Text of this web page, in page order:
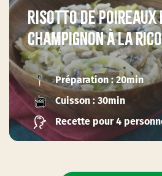
Risotto de
champignon à la
Préparation : 20min
Cuisson : 30min
Recette pour 4